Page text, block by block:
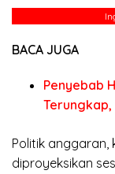
BACA JUGA
Penyebab
Terungkap,
Politik anggaran,
diproyeksikan